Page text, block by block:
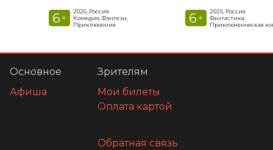
6 +
2026, Россия
Комедия, Фэнтези,
Приключения
6 +
2025, Россия
Фантастика,
Приключенческая
Основное
Афиша
Зрителям
Мои билеты
Оплата картой
Обратная связь